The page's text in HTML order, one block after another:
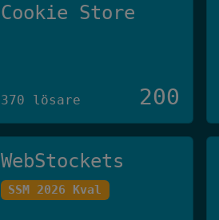
Cookie Store
370 lösare 200
WebStockets
SSM 2026 Kval